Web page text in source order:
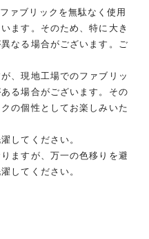
ァブリックを無駄なく使用
ます。そのため、特に大き
なる場合がございます。ご
、現地工場でのファブリッ
る場合がございます。その
の個性としてお楽しみいた
してください。
ますが、万一の色移りを避
してください。